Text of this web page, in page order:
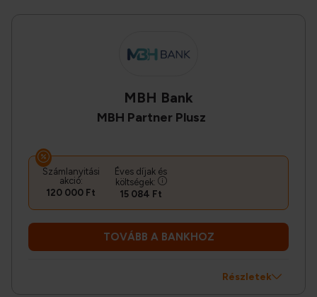
MBH Bank
MBH Partner Plusz
Számlanyitási
akció:
120 000 Ft
Éves díjak és
költségek:
15 084 Ft
TOVÁBB A BANKHOZ
Részletek